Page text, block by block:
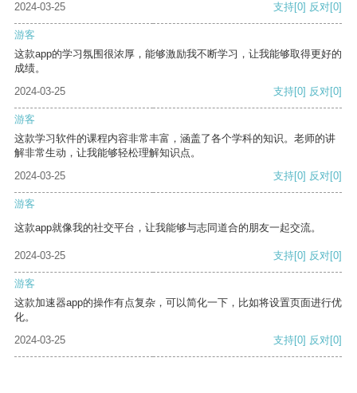
2024-03-25 支持[0] 反对[0]
游客
这款app的学习氛围很浓厚，能够激励我不断学习，让我能够取得更好的
成绩。
2024-03-25
支持[0] 反对[0]
游客
这款学习软件的课程内容非常丰富，涵盖了各个学科的知识。老师的讲
解非常生动，让我能够轻松理解知识点。
2024-03-25
支持[0] 反对[0]
游客
这款app就像我的社交平台，让我能够与志同道合的朋友一起交流。
2024-03-25 支持[0] 反对[0]
游客
这款加速器app的操作有点复杂，可以简化一下，比如将设置页面进行优
化。
2024-03-25
支持[0] 反对[0]